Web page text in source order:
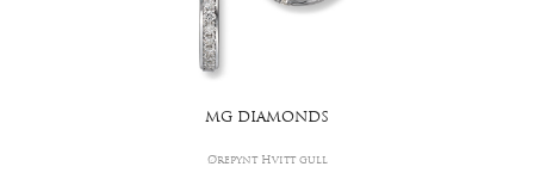
MG DIAMONDS
Ørepynt Hvitt gull